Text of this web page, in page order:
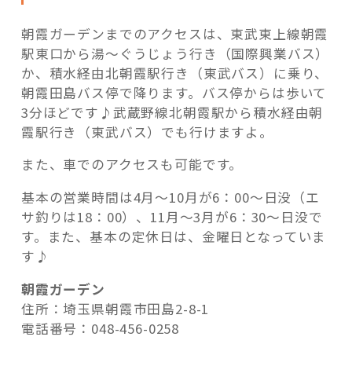
朝霞ガーデンまでのアクセスは、東武東上線朝霞
駅東口から湯～ぐうじょう行き（国際興業バス）
か、積水経由北朝霞駅行き（東武バス）に乗り、
朝霞田島バス停で降ります。バス停からは歩いて
3分ほどです♪武蔵野線北朝霞駅から積水経由朝
霞駅行き（東武バス）でも行けますよ。
また、車でのアクセスも可能です。
基本の営業時間は4月～10月が6：00～日没（エ
サ釣りは18：00）、11月～3月が6：30～日没で
す。また、基本の定休日は、金曜日となっていま
す♪
朝霞ガーデン
住所：埼玉県朝霞市田島2-8-1
電話番号：048-456-0258